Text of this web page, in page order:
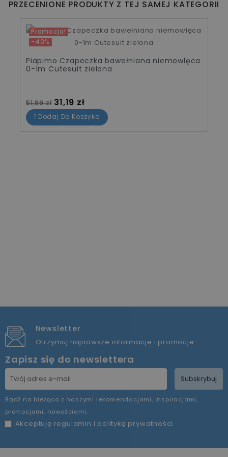
PRZECENIONE PRODUKTY Z TEJ SAMEJ KATEGORII
Promocja!
-40%
Piapimo Czapeczka bawełniana niemowlęca
0-1m Cutesuit zielona
Cena standardowa
51,99 zł Cena
31,19 zł
Dodaj Do Koszyka
Newsletter
Otrzymuj najnowsze informacje i promocje
Zapisz się do newslettera
Subskrybuj
Bądź na bieżąco z naszymi rekomendacjami, inspiracjami,
promocjami, nowościami.
Akceptuję regulamin i politykę prywatności.